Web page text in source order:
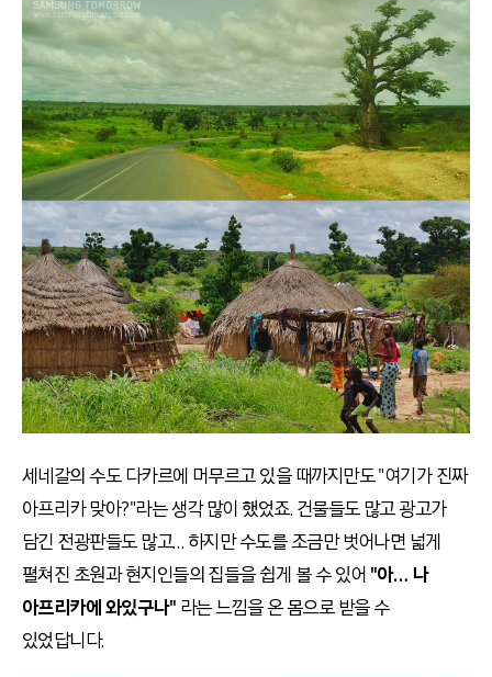
세네갈의 수도 다카르에 머무르고 있을 때까지만도 "여기가 진짜
아프리카 맞아?"라는 생각 많이 했었죠. 건물들도 많고 광고가
담긴 전광판들도 많고… 하지만 수도를 조금만 벗어나면 넓게
펼쳐진 초원과 현지인들의 집들을 쉽게 볼 수 있어 "아… 나
아프리카에 와있구나" 라는 느낌을 온 몸으로 받을 수
있었답니다.